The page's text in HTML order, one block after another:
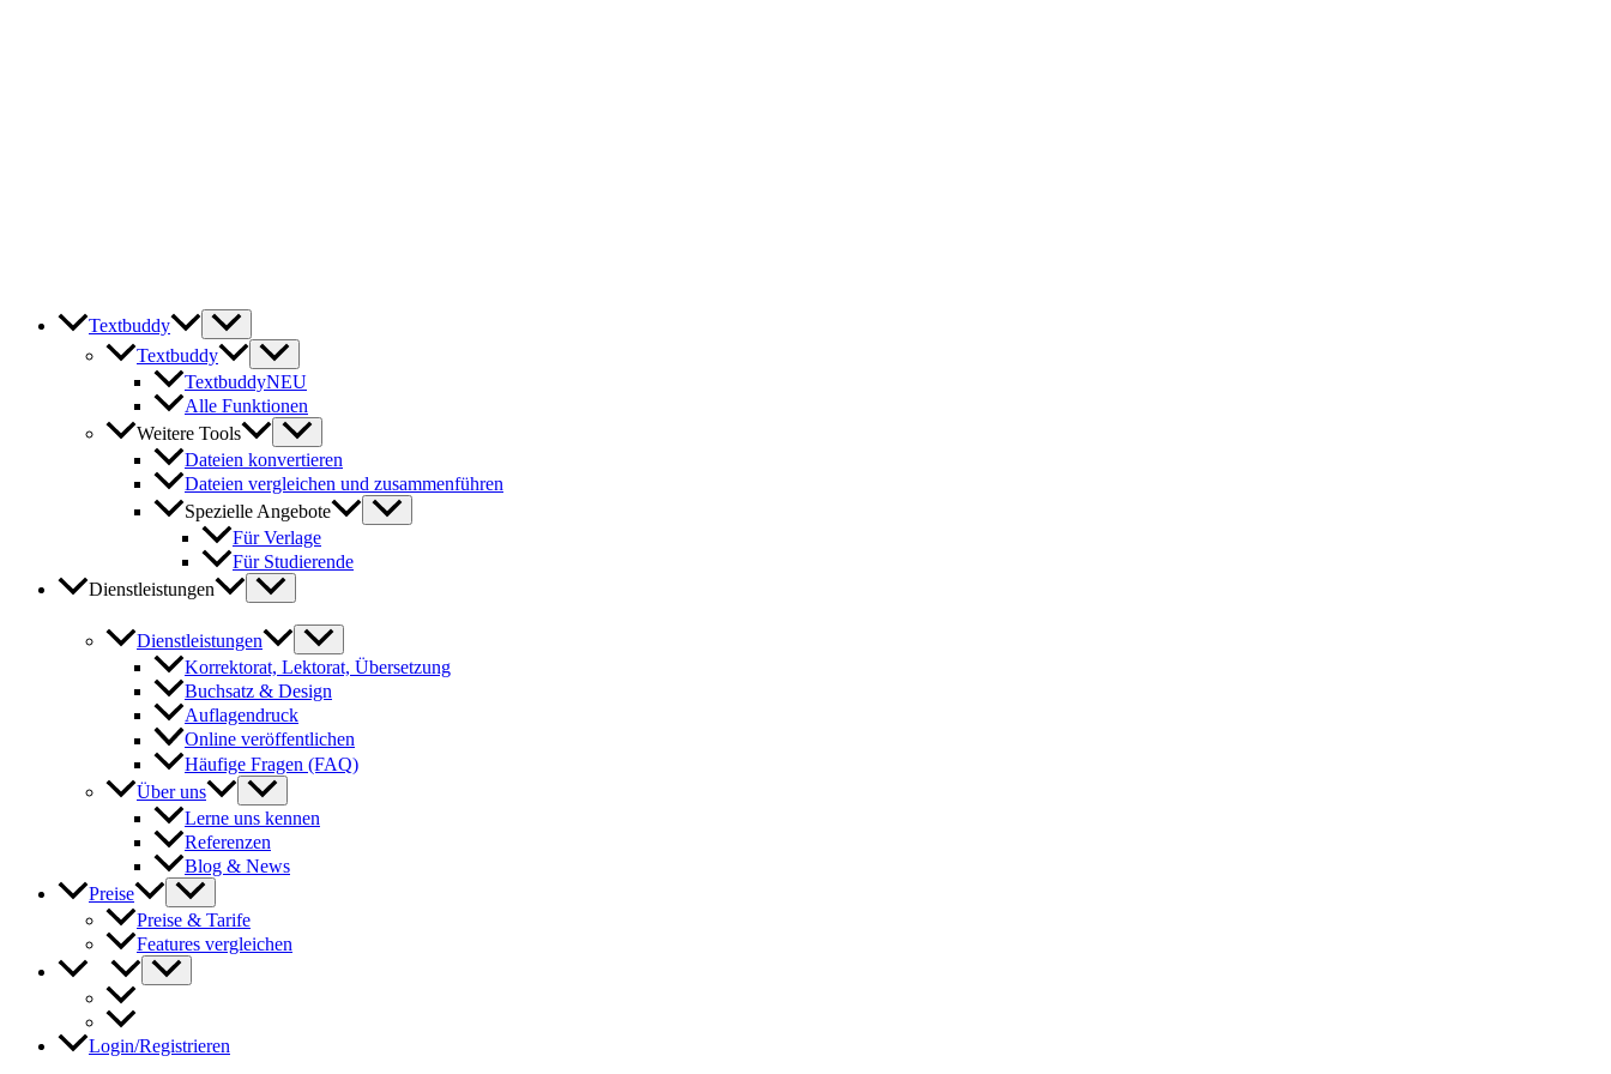
Textbuddy
Textbuddy
TextbuddyNEU
Alle Funktionen
Weitere Tools
Dateien konvertieren
Dateien vergleichen und zusammenführen
Spezielle Angebote
Für Verlage
Für Studierende
Dienstleistungen
Dienstleistungen
Korrektorat, Lektorat, Übersetzung
Buchsatz & Design
Auflagendruck
Online veröffentlichen
Häufige Fragen (FAQ)
Über uns
Lerne uns kennen
Referenzen
Blog & News
Preise
Preise & Tarife
Features vergleichen
Login/Registrieren